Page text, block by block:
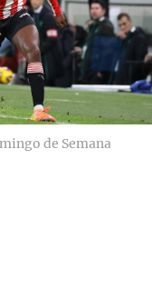
de Semana